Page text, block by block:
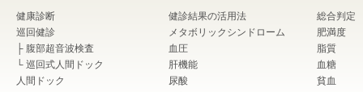
健康診断
巡回健診
├ 腹部超音波検査
└ 巡回式人間ドック
人間ドック
健診結果の活用法
総合判定
メタボリックシンドローム
肥満度
血圧
脂質
肝機能
血糖
尿酸
貧血